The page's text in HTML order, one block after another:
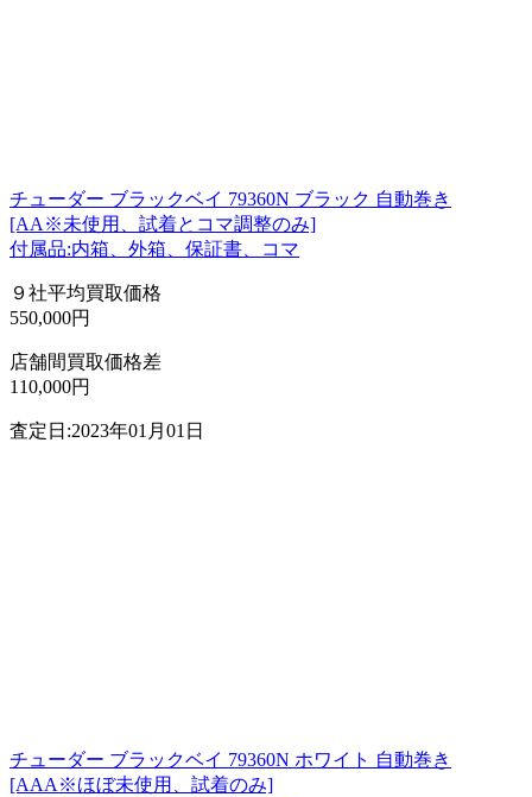
チューダー ブラックベイ 79360N ブラック 自動巻き
[AA※未使用、試着とコマ調整のみ]
付属品:内箱、外箱、保証書、コマ
９社平均買取価格
550,000円
店舗間買取価格差
110,000円
査定日:2023年01月01日
チューダー ブラックベイ 79360N ホワイト 自動巻き
[AAA※ほぼ未使用、試着のみ]